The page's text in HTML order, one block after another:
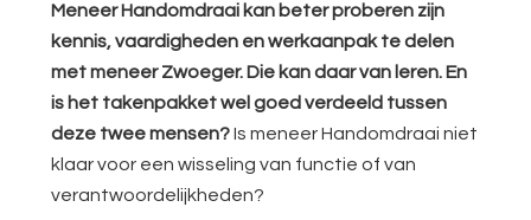
Meneer Handomdraai kan beter proberen zijn
kennis, vaardigheden en werkaanpak te delen
met meneer Zwoeger. Die kan daar van leren. En
is het takenpakket wel goed verdeeld tussen
deze twee mensen?Is meneer Handomdraai niet
klaar voor een wisseling van functie of van
verantwoordelijkheden?